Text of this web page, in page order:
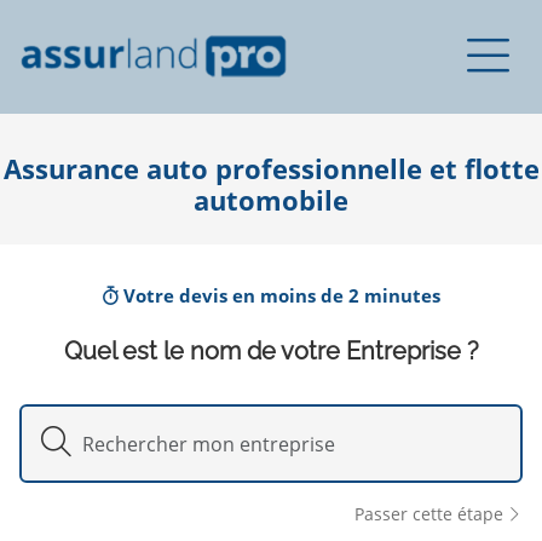
Assurance auto professionnelle et flotte
automobile
Votre devis en moins de 2 minutes
Quel est le nom de votre Entreprise ?
Passer cette étape